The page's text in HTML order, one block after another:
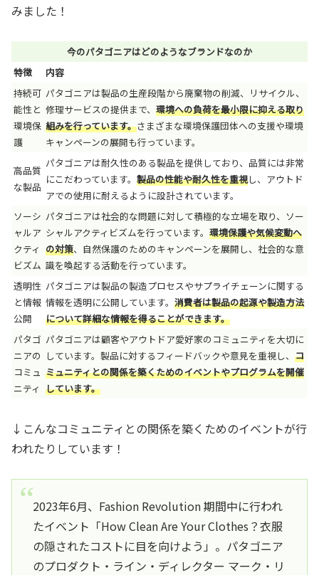
みました！
今のパタゴニアはどのようなブランドなのか
特徴
内容
持続可
能性と
環境保
護
パタゴニアは製品の生産段階から廃棄物の削減、リサイクル、
修理サービスの提供まで、 環境への負荷を最小限に抑える取り
組みを行っています。さまざまな環境保護団体への支援や環境
キャンペーンの展開も行っています。
高品質
な製品
パタゴニアは耐久性のある製品を提供しており、品質には非常
にこだわっています。 製品の性能や耐久性を重視し、アウトド
アでの使用に耐えるように設計されています。
ソーシ
ャルア
クティ
ビズム
パタゴニアは社会的な問題に対して積極的な立場を取り、ソー
シャルアクティビズムを行っています。 環境保護や気候変動へ
の対策、自然保護のためのキャンペーンを展開し、社会的な意
識を喚起する活動を行っています。
透明性
と情報
公開
パタゴニアは製品の製造プロセスやサプライチェーンに関する
情報を透明に公開しています。 消費者は製品の起源や製造方法
について詳細な情報を得ることができます。
パタゴ
ニアの
コミュ
ニティ
パタゴニアは顧客やアウトドア愛好家のコミュニティを大切に
しています。製品に対するフィードバックや意見を重視し、 コ
ミュニティとの関係を築くためのイベントやプログラムを開催
しています。
↓こんなコミュニティとの関係を築くためのイベントが行
われたりしています！
2023年6月、Fashion Revolution 期間中に行われ
たイベント「How Clean Are Your Clothes？衣服
の隠されたコストに目を向けよう」。パタゴニア
のプロダクト・ライン・ディレクター マーク・リ